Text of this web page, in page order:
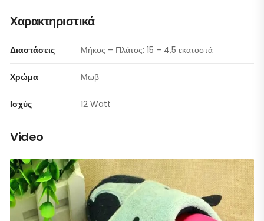
Χαρακτηριστικά
Διαστάσεις Μήκος – Πλάτος: 15 – 4,5 εκατοστά
Χρώμα Μωβ
Ισχύς 12 Watt
Video